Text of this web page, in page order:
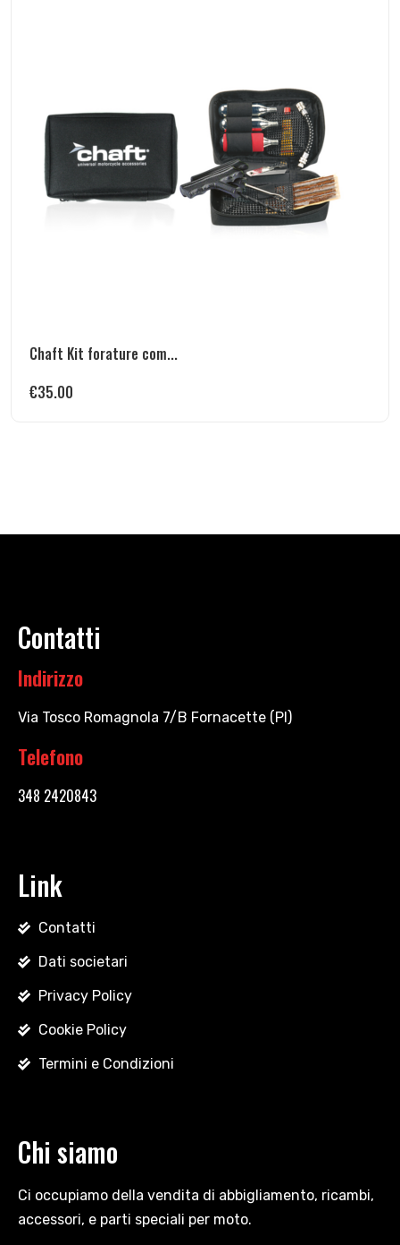
Chaft Kit forature com...
€35.00
Contatti
Indirizzo
Via Tosco Romagnola 7/B Fornacette (PI)
Telefono
348 2420843
Link
Contatti
Dati societari
Privacy Policy
Cookie Policy
Termini e Condizioni
Chi siamo
Ci occupiamo della vendita di abbigliamento, ricambi,
accessori, e parti speciali per moto.